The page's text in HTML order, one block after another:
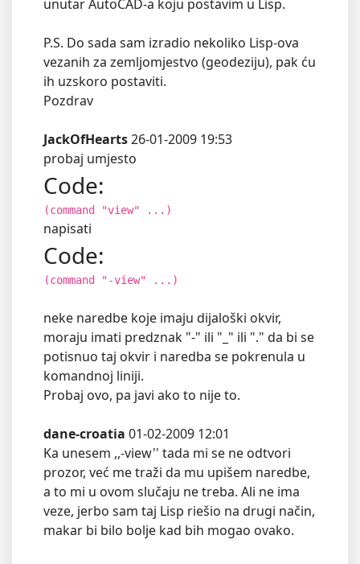
unutar AutoCAD-a koju postavim u Lisp.
P.S. Do sada sam izradio nekoliko Lisp-ova
vezanih za zemljomjestvo (geodeziju), pak ću
ih uzskoro postaviti.
Pozdrav
JackOfHearts26-01-2009 19:53
probaj umjesto
Code:
(command "view" ...)
napisati
Code:
(command "-view" ...)
neke naredbe koje imaju dijaloški okvir,
moraju imati predznak "-" ili "_" ili "." da bi se
potisnuo taj okvir i naredba se pokrenula u
komandnoj liniji.
Probaj ovo, pa javi ako to nije to.
dane-croatia 01-02-2009 12:01
Ka unesem ,,-view'' tada mi se ne odtvori
prozor, već me traži da mu upišem naredbe,
a to mi u ovom slučaju ne treba. Ali ne ima
veze, jerbo sam taj Lisp riešio na drugi način,
makar bi bilo bolje kad bih mogao ovako.